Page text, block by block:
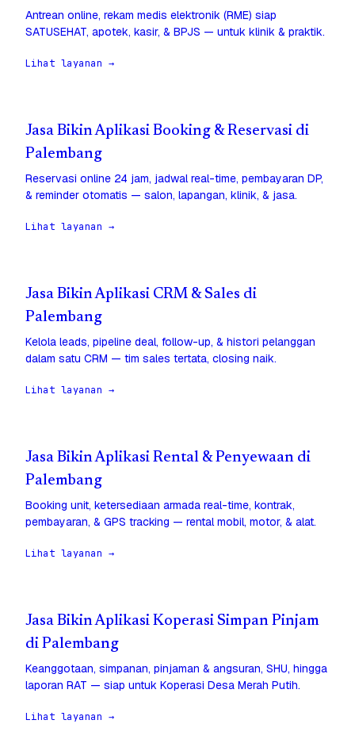
Antrean online, rekam medis elektronik (RME) siap
SATUSEHAT, apotek, kasir, & BPJS — untuk klinik & praktik.
Lihat layanan →
Jasa Bikin Aplikasi Booking & Reservasi di
Palembang
Reservasi online 24 jam, jadwal real-time, pembayaran DP,
& reminder otomatis — salon, lapangan, klinik, & jasa.
Lihat layanan →
Jasa Bikin Aplikasi CRM & Sales di
Palembang
Kelola leads, pipeline deal, follow-up, & histori pelanggan
dalam satu CRM — tim sales tertata, closing naik.
Lihat layanan →
Jasa Bikin Aplikasi Rental & Penyewaan di
Palembang
Booking unit, ketersediaan armada real-time, kontrak,
pembayaran, & GPS tracking — rental mobil, motor, & alat.
Lihat layanan →
Jasa Bikin Aplikasi Koperasi Simpan Pinjam
di Palembang
Keanggotaan, simpanan, pinjaman & angsuran, SHU, hingga
laporan RAT — siap untuk Koperasi Desa Merah Putih.
Lihat layanan →